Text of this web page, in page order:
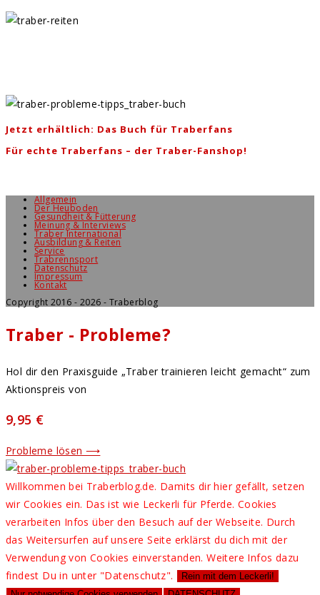
Jetzt erhältlich: Das Buch für Traberfans
Für echte Traberfans – der Traber-Fanshop!
Allgemein
Der Heuboden
Gesundheit & Fütterung
Meinung & Interviews
Traber International
Ausbildung & Reiten
Service
Trabrennsport
Datenschutz
Impressum
Kontakt
Copyright 2016 - 2026 - Traberblog
Traber - Probleme?
Hol dir den Praxisguide „Traber trainieren leicht gemacht“ zum
Aktionspreis von
9,95 €
Probleme lösen ⟶
Willkommen bei Traberblog.de. Damits dir hier gefällt, setzen
wir Cookies ein. Das ist wie Leckerli für Pferde. Cookies
verarbeiten Infos über den Besuch auf der Webseite. Durch
das Weitersurfen auf unsere Seite erklärst du dich mit der
Verwendung von Cookies einverstanden. Weitere Infos dazu
findest Du in unter "Datenschutz".
Rein mit dem Leckerli!